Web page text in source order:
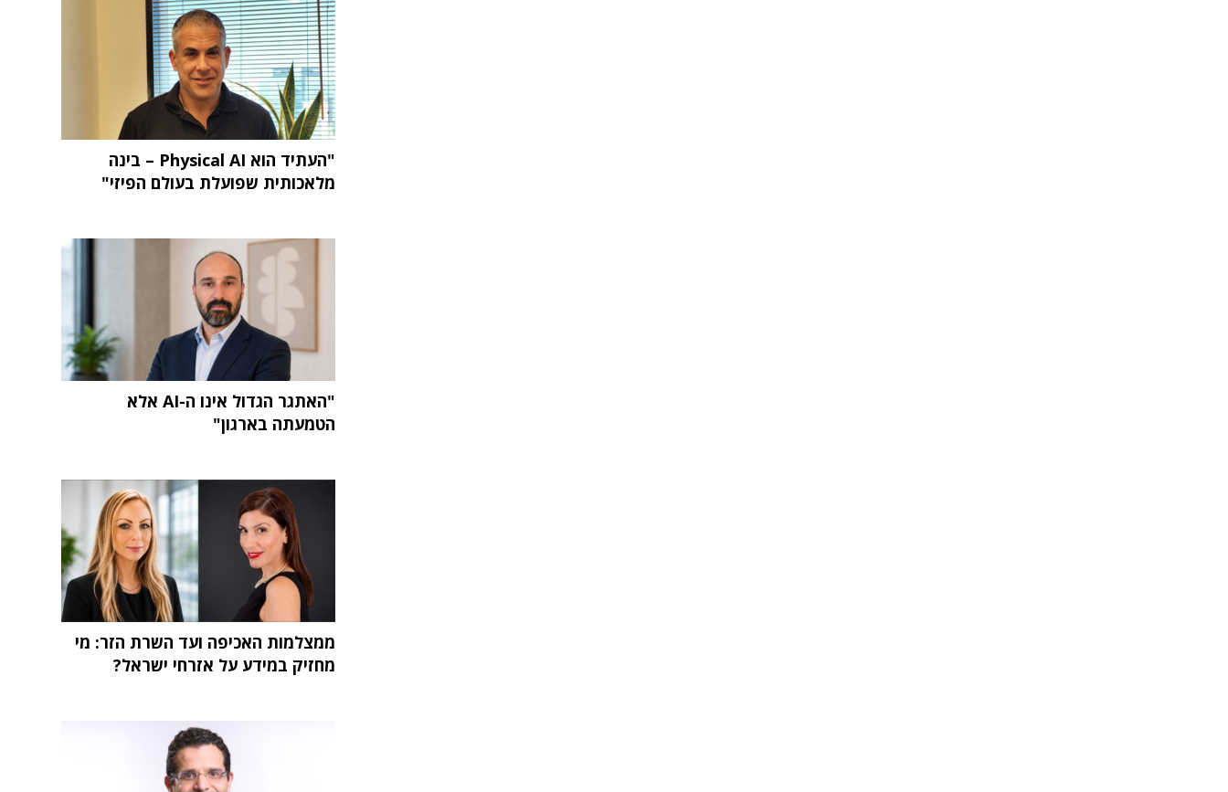
"העתיד הוא Physical AI – בינה
מלאכותית שפועלת בעולם הפיזי"
"האתגר הגדול אינו ה-AI אלא
הטמעתה בארגון"
ממצלמות האכיפה ועד השרת הזר: מי
מחזיק במידע על אזרחי ישראל?